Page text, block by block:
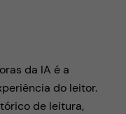
da IA é a
do leitor.
de leitura,